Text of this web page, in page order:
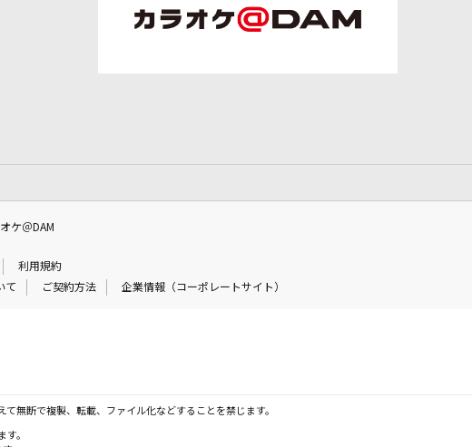
ケ＠DAM
利用規約
て ご契約方法 企業情報（コーポレートサイト）
無断で複製、転載、ファイル化などすることを禁じます。
す。